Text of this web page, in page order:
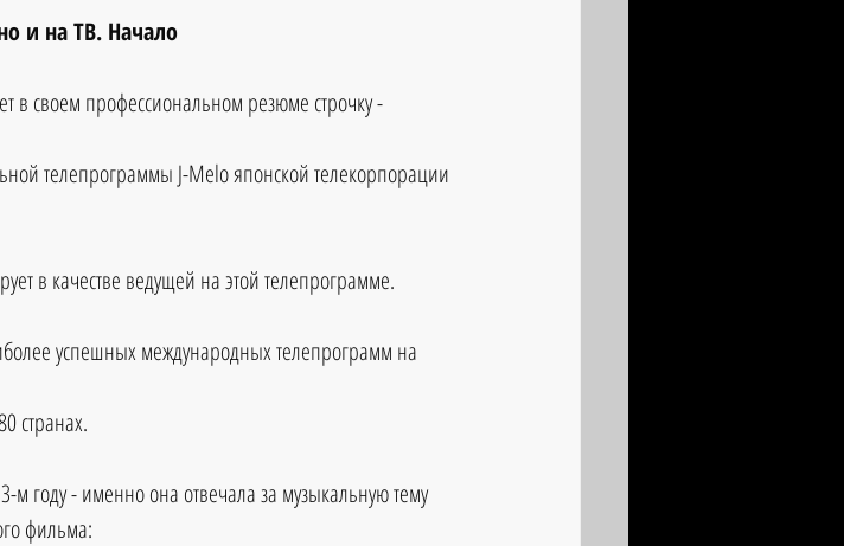
и на ТВ. Начало
в своем профессиональном резюме строчку -
телепрограммы J-Melo японской телекорпорации
в качестве ведущей на этой телепрограмме.
успешных международных телепрограмм на
странах.
году - именно она отвечала за музыкальную тему
фильма: